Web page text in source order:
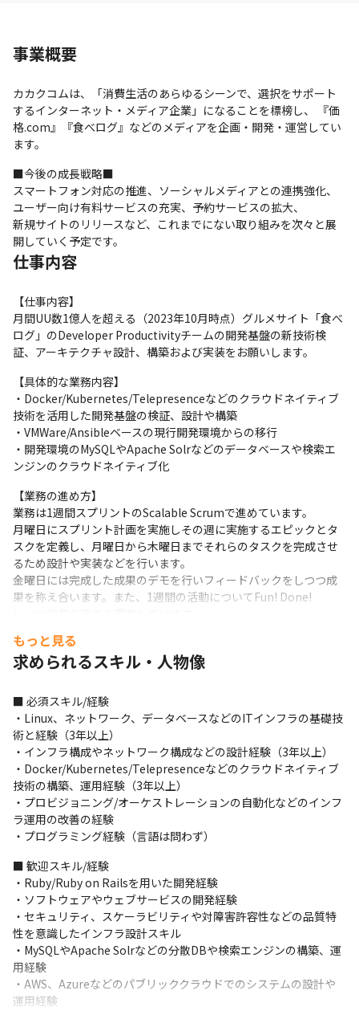
事業概要
カカクコムは、「消費生活のあらゆるシーンで、選択をサポート
するインターネット・メディア企業」になることを標榜し、 『価
格.com』『食べログ』などのメディアを企画・開発・運営してい
ます。
■今後の成長戦略■
スマートフォン対応の推進、ソーシャルメディアとの連携強化、
ユーザー向け有料サービスの充実、予約サービスの拡大、
新規サイトのリリースなど、これまでにない取り組みを次々と展
開していく予定です。
仕事内容
【仕事内容】
月間UU数1億人を超える（2023年10月時点）グルメサイト「食べ
ログ」のDeveloper Productivityチームの開発基盤の新技術検
証、アーキテクチャ設計、構築および実装をお願いします。
【具体的な業務内容】
・Docker/Kubernetes/Telepresenceなどのクラウドネイティブ
技術を活用した開発基盤の検証、設計や構築
・VMWare/Ansibleベースの現行開発環境からの移行
・開発環境のMySQLやApache Solrなどのデータベースや検索エ
ンジンのクラウドネイティブ化
【業務の進め方】
業務は1週間スプリントのScalable Scrumで進めています。
月曜日にスプリント計画を実施しその週に実施するエピックとタ
スクを定義し、月曜日から木曜日までそれらのタスクを完成させ
るため設計や実装などを行います。
金曜日には完成した成果のデモを行いフィードバックをしつつ成
果を称え合います。また、1週間の活動についてFun! Done!
自主性の高いスクラムチームとなっており、開発するインフラや
基盤のエピックについてもユニットリーダーやテックリードから
件定義や設計、期限を定義する場合が多いです。
【配属部署について】
「開発サイクルのフィードバックを素早く、リッチにすることで
最高の開発・テスト体験を実現する」をミッションに、食べログ
の開発者に最高の開発・テスト体験を提供するための
・開発基盤の構築
・テスト自動化基盤の構築
をKubernetesなどのクラウドネイティブ技術を利用して実施する
チームです。
【入社後にお任せしたい事】
・食べログの開発環境のDocker/Kubernetes化のサポート
・こちらは現在リーダーが半年かけて取り組んでいるプロジェク
トです。
・こちらのプロジェクトに参画しリーダーのサポートをしていた
だきつつ、食べログのドメイン知識を身につけていただきます。
6ヶ月後〜1年後：
・食べログの開発環境のクラウドネイティブ化などについて、エ
ピックオーナーとして新規アイデアのご提案、設計、実装などを
もっと見る
求められるスキル・人物像
■ 必須スキル/経験
・Linux、ネットワーク、データベースなどのITインフラの基礎技
術と経験（3年以上）
・インフラ構成やネットワーク構成などの設計経験（3年以上）
・Docker/Kubernetes/Telepresenceなどのクラウドネイティブ
技術の構築、運用経験（3年以上）
・プロビジョニング/オーケストレーションの自動化などのインフ
ラ運用の改善の経験
・プログラミング経験（言語は問わず）
■ 歓迎スキル/経験
・Ruby/Ruby on Railsを用いた開発経験
・ソフトウェアやウェブサービスの開発経験
・セキュリティ、スケーラビリティや対障害許容性などの品質特
性を意識したインフラ設計スキル
・MySQLやApache Solrなどの分散DBや検索エンジンの構築、運
用経験
・AWS、Azureなどのパブリッククラウドでのシステムの設計や
運用経験